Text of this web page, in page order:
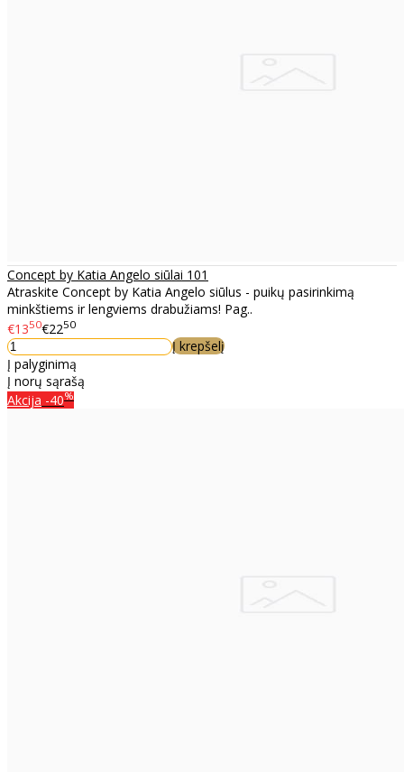
Concept by Katia Angelo siūlai 101
Atraskite Concept by Katia Angelo siūlus - puikų pasirinkimą
minkštiems ir lengviems drabužiams! Pag..
€1350€2250
Į krepšelį
Į palyginimą
Į norų sąrašą
Akcija -40%